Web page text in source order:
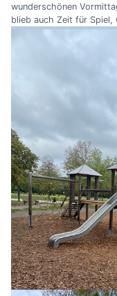
wunderschönen
blieb auch Zeit für Spiel,